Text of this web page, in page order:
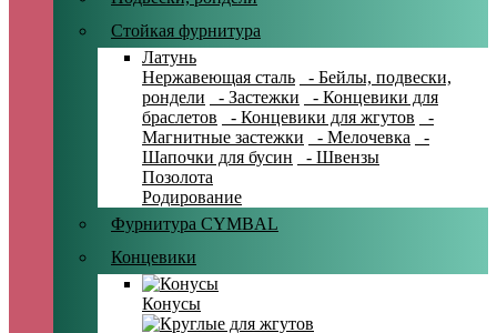
Стойкая фурнитура
Латунь
Нержавеющая сталь
- Бейлы, подвески,
рондели
- Застежки
- Концевики для
браслетов
- Концевики для жгутов
-
Магнитные застежки
- Мелочевка
-
Шапочки для бусин
- Швензы
Позолота
Родирование
Фурнитура CYMBAL
Концевики
Конусы